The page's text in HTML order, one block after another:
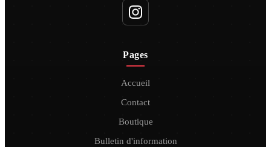
Pages
Accueil
Contact
Boutique
Bulletin d'information